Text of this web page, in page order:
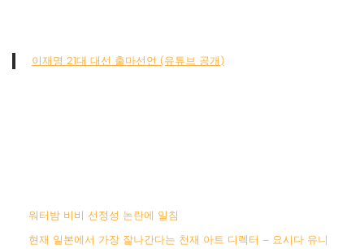
이재명 21대 대선 출마선언 (유튜브 공개)
워터밤 비비 선정성 논란에 일침
현재 일본에서 가장 잘나간다는 천재 아트 디렉터 – 요시다 유니